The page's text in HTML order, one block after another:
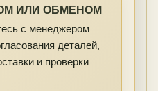
ИЛИ ОБМЕНОМ
с менеджером
деталей,
и проверки